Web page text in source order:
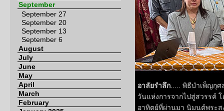
September
September 27
September 20
September 13
September 6
August
July
June
May
April
March
February
อาลัยรำลึก ..... พิธีบำเพ็ญกุ
วันแห่งการจากไปสู่สวรรค์
อาทิตย์ที่ผ่านมา นิมนต์พระ